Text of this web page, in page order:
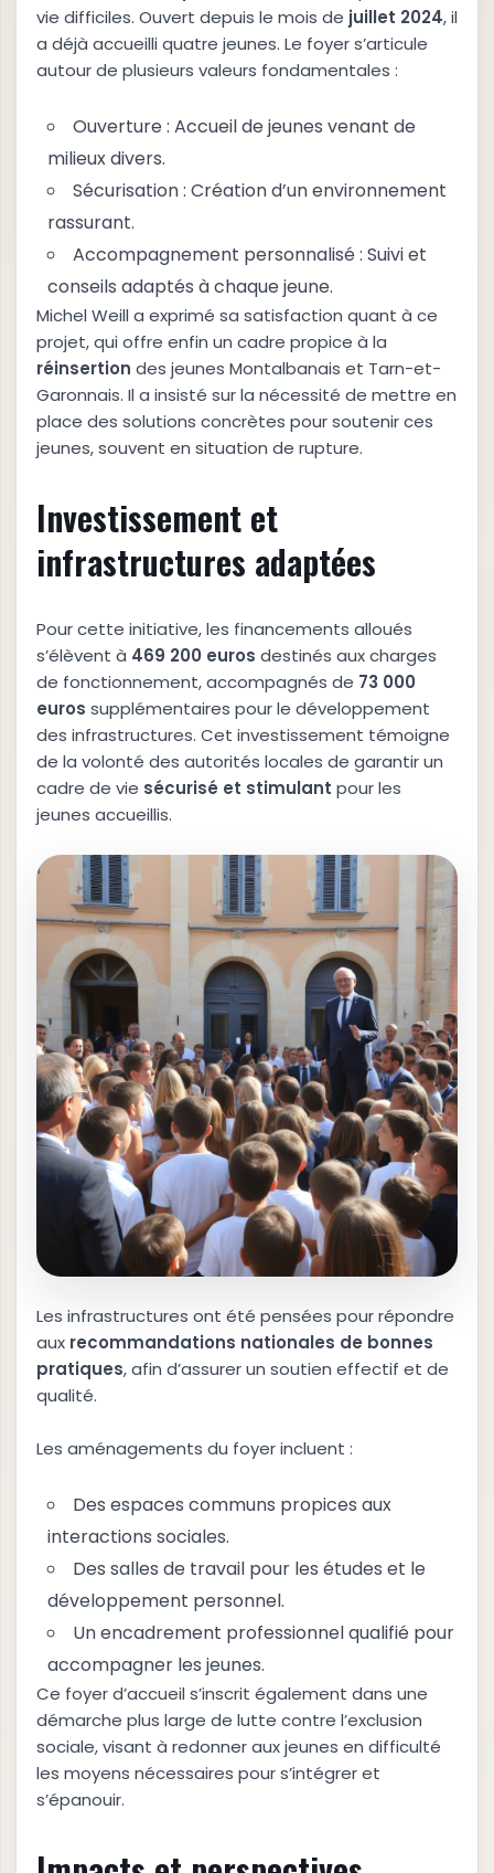
vie difficiles. Ouvert depuis le mois de juillet 2024, il
a déjà accueilli quatre jeunes. Le foyer s’articule
autour de plusieurs valeurs fondamentales :
Ouverture : Accueil de jeunes venant de
milieux divers.
Sécurisation : Création d’un environnement
rassurant.
Accompagnement personnalisé : Suivi et
conseils adaptés à chaque jeune.
Michel Weill a exprimé sa satisfaction quant à ce
projet, qui offre enfin un cadre propice à la
réinsertion des jeunes Montalbanais et Tarn-et-
Garonnais. Il a insisté sur la nécessité de mettre en
place des solutions concrètes pour soutenir ces
jeunes, souvent en situation de rupture.
Investissement et
infrastructures adaptées
Pour cette initiative, les financements alloués
s’élèvent à 469 200 euros destinés aux charges
de fonctionnement, accompagnés de 73 000
euros supplémentaires pour le développement
des infrastructures. Cet investissement témoigne
de la volonté des autorités locales de garantir un
cadre de vie sécurisé et stimulant pour les
jeunes accueillis.
Les infrastructures ont été pensées pour répondre
aux recommandations nationales de bonnes
pratiques, afin d’assurer un soutien effectif et de
qualité.
Les aménagements du foyer incluent :
Des espaces communs propices aux
interactions sociales.
Des salles de travail pour les études et le
développement personnel.
Un encadrement professionnel qualifié pour
accompagner les jeunes.
Ce foyer d’accueil s’inscrit également dans une
démarche plus large de lutte contre l’exclusion
sociale, visant à redonner aux jeunes en difficulté
les moyens nécessaires pour s’intégrer et
s’épanouir.